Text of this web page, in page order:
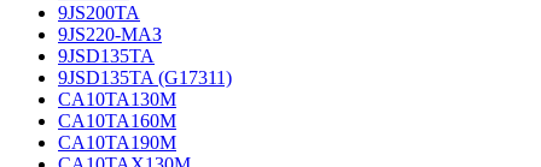
9JS200TA
9JS220-МАЗ
9JSD135TA
9JSD135TA (G17311)
CA10TA130M
CA10TA160M
CA10TA190M